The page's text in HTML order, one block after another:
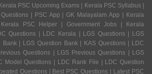
PSC Upcoming Exams | Kerala PSC Syllabus |
| PSC App | GK Malayalam App | Kerala
PSC Helper | Government Jobs | Kerala
Questions | LDC Kerala | LGS Questions | LGS
Bank | LGS Question Bank | KAS Questions | LDC
Questions | LGS Previous Questions | LGS
Model Questions | LDC Rank File | LDC Question
Questions | Best PSC Questions | Latest PSC